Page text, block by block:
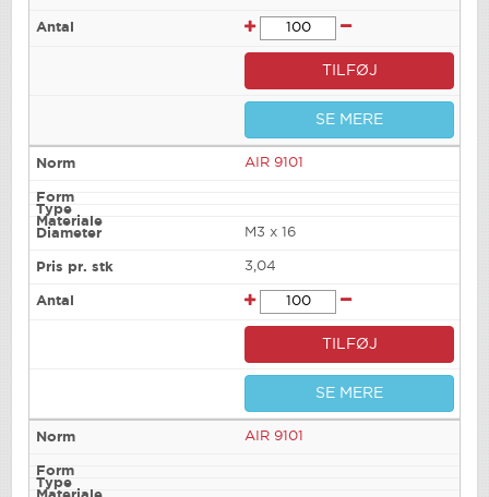
TILFØJ
SE MERE
AIR 9101
M3 x 16
3,04
TILFØJ
SE MERE
AIR 9101